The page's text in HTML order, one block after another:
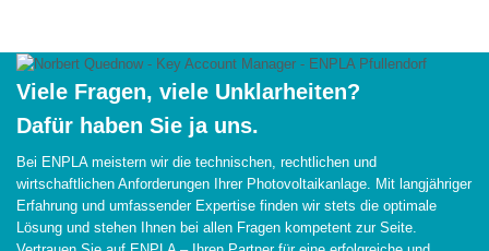
Viele Fragen, viele Unklarheiten?
Dafür haben Sie ja uns.
Bei ENPLA meistern wir die technischen, rechtlichen und
wirtschaftlichen Anforderungen Ihrer Photovoltaikanlage. Mit langjähriger
Erfahrung und umfassender Expertise finden wir stets die optimale
Lösung und stehen Ihnen bei allen Fragen kompetent zur Seite.